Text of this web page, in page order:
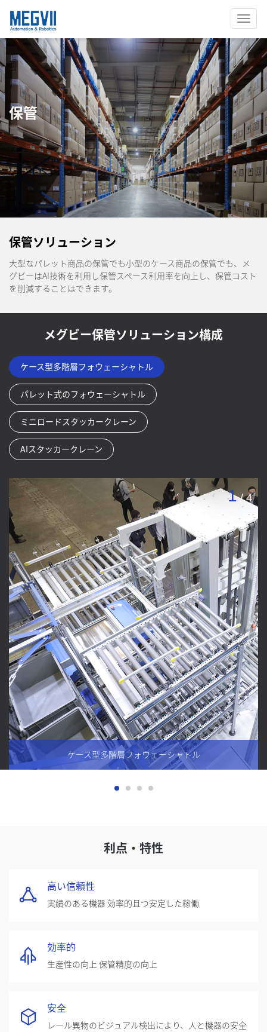
切
导
航
保管
保管ソリューション
大型なパレット商品の保管でも小型のケース商品の保管でも、メ
グビーはAI技術を利用し保管スペース利用率を向上し、保管コスト
を削減することはできます。
メグビー保管ソリューション構成
ケース型多階層フォウェーシャトル
パレット式のフォウェーシャトル
ミニロードスタッカークレーン
AIスタッカークレーン
ケース型多階層フォウェーシャトル
ます。多階層フォウェーシェルフにリフト、スタッカークレー
1/4
利点・特性
高い信頼性
実績のある機器 効率的且つ安定した稼働
効率的
生産性の向上 保管精度の向上
安全
レール異物のビジュアル検出により、人と機器の安全